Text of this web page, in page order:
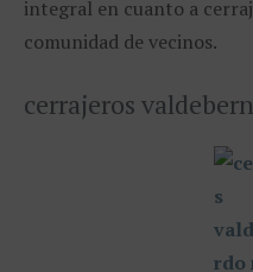
integral en cuanto a
comunidad de vecinos.
cerrajeros